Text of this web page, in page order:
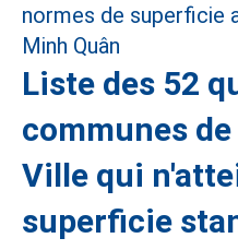
Liste des 52
communes
Ville qui
superficie